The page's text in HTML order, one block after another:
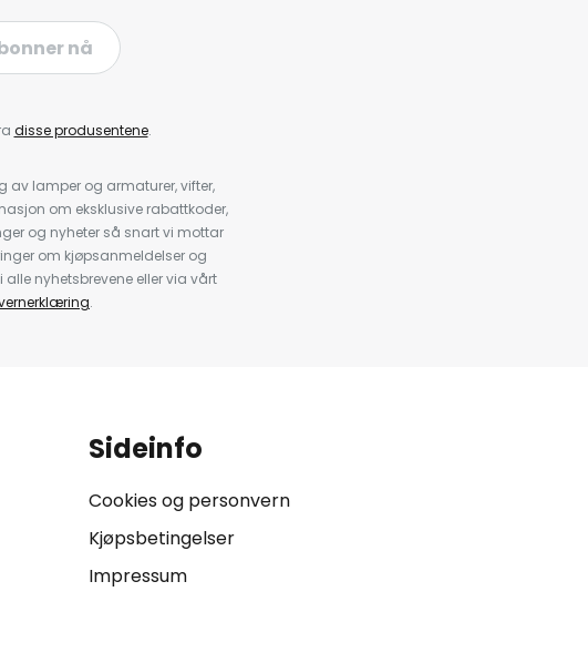
nå
disse produsentene.
av lamper og armaturer, vifter,
om eksklusive rabattkoder,
og nyheter så snart vi mottar
om kjøpsanmeldelser og
nyhetsbrevene eller via vårt
.
Sideinfo
Cookies og personvern
Kjøpsbetingelser
Impressum